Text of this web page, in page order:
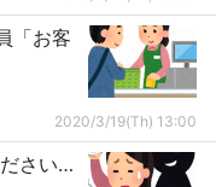
「お客
2020/3/19(Th) 13:00
さい…